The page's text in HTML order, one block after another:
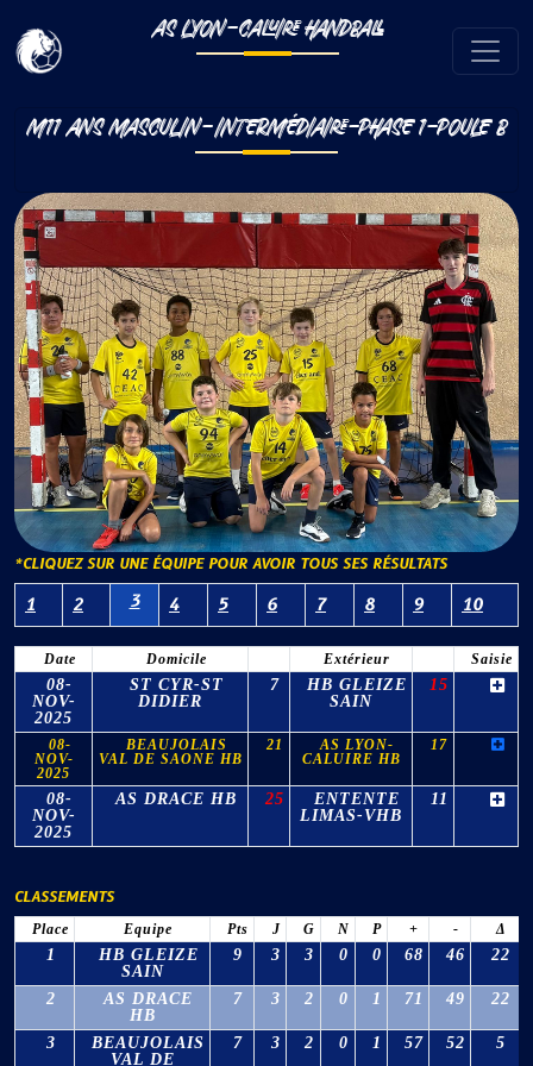
AS LYON-CALUIRE HANDBALL
M11 ANS MASCULIN-INTERMÉDIAIRE-PHASE 1-POULE B
*CLIQUEZ SUR UNE ÉQUIPE POUR AVOIR TOUS SES RÉSULTATS
1 2 3 4 5 6 7 8 9 10
Date Domicile Extérieur Saisie
08-
NOV-
2025
ST CYR-ST
DIDIER
7
HB GLEIZE
SAIN
15
08-
NOV-
2025
BEAUJOLAIS
VAL DE SAONE HB
21
AS LYON-
CALUIRE HB
17
08-
NOV-
2025
AS DRACE HB 25
ENTENTE
LIMAS-VHB
11
CLASSEMENTS
Place Equipe Pts J G N P + - Δ
1
HB GLEIZE
SAIN
9 3 3 0 0 68 46 22
2
AS DRACE
HB
7 3 2 0 1 71 49 22
3
BEAUJOLAIS
VAL DE
7 3 2 0 1 57 52 5